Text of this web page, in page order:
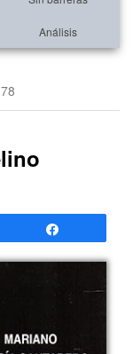
Análisis